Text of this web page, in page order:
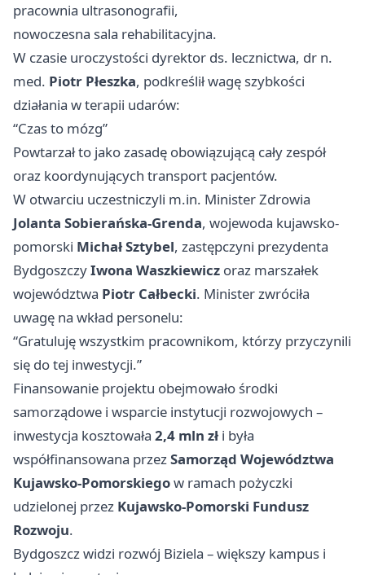
pracownia ultrasonografii,
nowoczesna sala rehabilitacyjna.
W czasie uroczystości dyrektor ds. lecznictwa, dr n.
med. Piotr Płeszka, podkreślił wagę szybkości
działania w terapii udarów:
“Czas to mózg”
Powtarzał to jako zasadę obowiązującą cały zespół
oraz koordynujących transport pacjentów.
W otwarciu uczestniczyli m.in. Minister Zdrowia
Jolanta Sobierańska-Grenda, wojewoda kujawsko-
pomorski Michał Sztybel, zastępczyni prezydenta
BydgoszczyIwona Waszkiewicz oraz marszałek
województwa Piotr Całbecki. Minister zwróciła
uwagę na wkład personelu:
“Gratuluję wszystkim pracownikom, którzy przyczynili
się do tej inwestycji.”
Finansowanie projektu obejmowało środki
samorządowe i wsparcie instytucji rozwojowych –
inwestycja kosztowała 2,4 mln zł i była
współfinansowana przezSamorząd Województwa
Kujawsko-Pomorskiegow ramach pożyczki
udzielonej przez Kujawsko-Pomorski Fundusz
Rozwoju.
Bydgoszcz widzi rozwój Biziela – większy kampus i